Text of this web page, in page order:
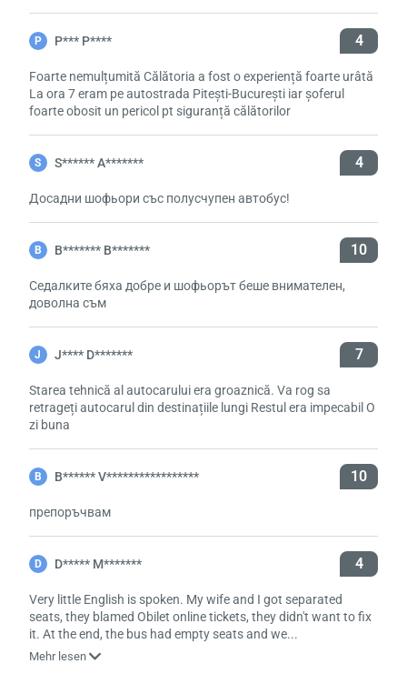
P P*** P**** 4
Foarte nemulțumită Călătoria a fost o experiență foarte urâtă
La ora 7 eram pe autostrada Pitești-București iar șoferul
foarte obosit un pericol pt siguranță călătorilor
S S****** A******* 4
Досадни шофьори със полусчупен автобус!
В В******* В******* 10
Седалките бяха добре и шофьорът беше внимателен,
доволна съм
J J**** D******* 7
Starea tehnică al autocarului era groaznică. Va rog sa
retrageți autocarul din destinațiile lungi Restul era impecabil O
zi buna
B B****** V***************** 10
препоръчвам
D D***** M******* 4
Very little English is spoken. My wife and I got separated
seats, they blamed Obilet online tickets, they didn't want to fix
it. At the end, the bus had empty seats and we...
Mehr lesen